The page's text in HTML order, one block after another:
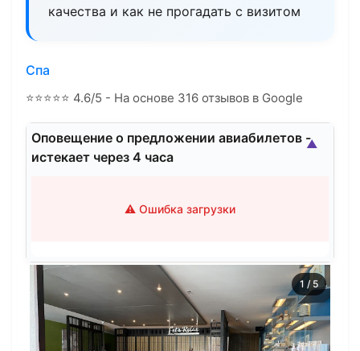
качества и как не прогадать с визитом
Спа
⭐⭐⭐⭐⭐ 4.6/5 - На основе 316 отзывов в Google
Оповещение о предложении авиабилетов -
истекает через 4 часа
⚠️ Ошибка загрузки
▲
1 / 5